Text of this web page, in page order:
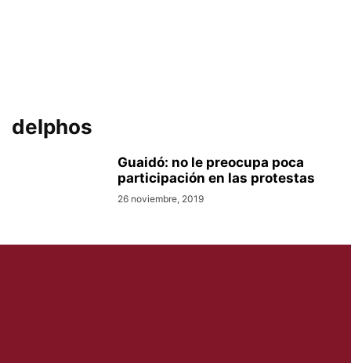
delphos
Guaidó: no le preocupa poca
participación en las protestas
26 noviembre, 2019